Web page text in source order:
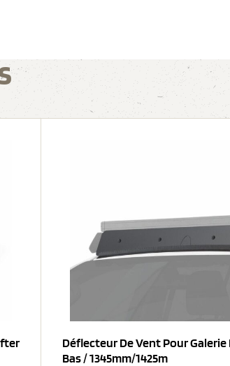
Déflecteur De Vent Pour Galerie
Bas / 1345mm/1425m